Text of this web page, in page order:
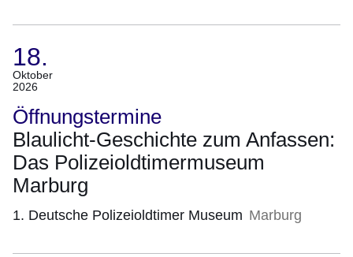
18.
Oktober
2026
(Termin:
18.
Oktober
2026)
Öffnungstermine
Blaulicht-Geschichte zum Anfassen:
Das Polizeioldtimermuseum
Marburg
1. Deutsche Polizeioldtimer Museum Marburg